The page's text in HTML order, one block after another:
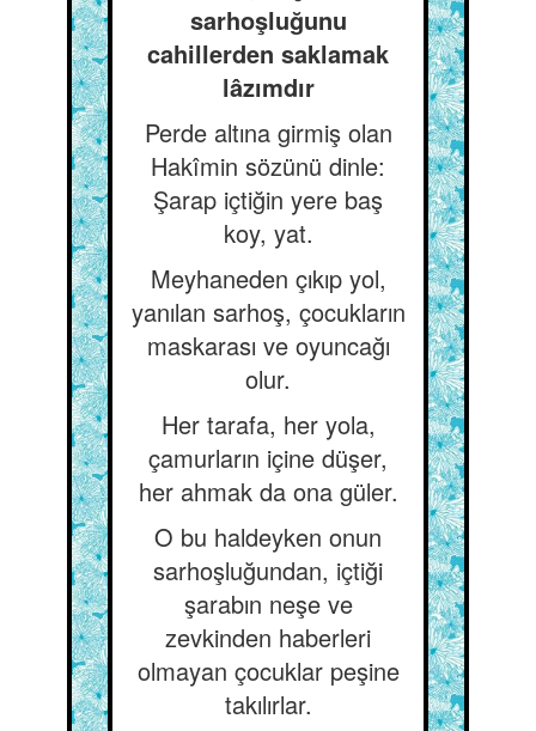
sarhoşluğunu
cahillerden saklamak
lâzımdır
Perde altına girmiş olan
Hakîmin sözünü dinle:
Şarap içtiğin yere baş
koy, yat.
Meyhaneden çıkıp yol,
yanılan sarhoş, çocukların
maskarası ve oyuncağı
olur.
Her tarafa, her yola,
çamurların içine düşer,
her ahmak da ona güler.
O bu haldeyken onun
sarhoşluğundan, içtiği
şarabın neşe ve
zevkinden haberleri
olmayan çocuklar peşine
takılırlar.